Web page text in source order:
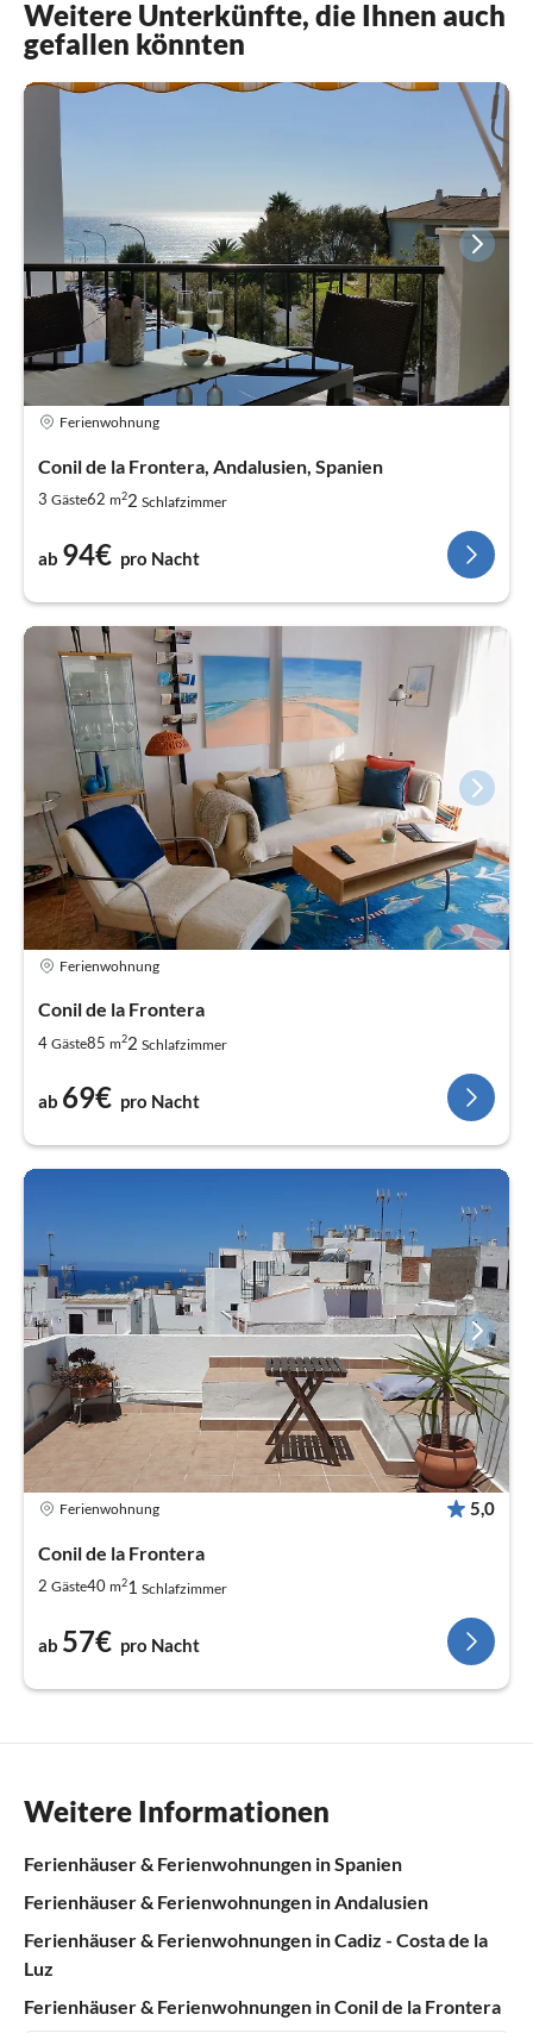
Weitere Unterkünfte, die Ihnen auch
gefallen könnten
Ferienwohnung
Conil de la Frontera, Andalusien, Spanien
3 Gäste62 m22 Schlafzimmer
ab 94€ pro Nacht
Ferienwohnung
Conil de la Frontera
4 Gäste85 m22 Schlafzimmer
ab 69€ pro Nacht
Ferienwohnung 5,0
Conil de la Frontera
2 Gäste40 m21 Schlafzimmer
ab 57€ pro Nacht
Weitere Informationen
Ferienhäuser & Ferienwohnungen in Spanien
Ferienhäuser & Ferienwohnungen in Andalusien
Ferienhäuser & Ferienwohnungen in Cadiz - Costa de la
Luz
Ferienhäuser & Ferienwohnungen in Conil de la Frontera